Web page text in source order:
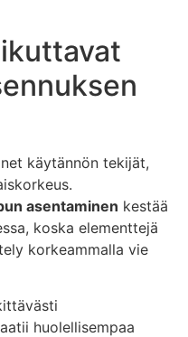
käytännön tekijät,
asentaminen kestää
koska elementtejä
korkeammalla vie
huolellisempaa